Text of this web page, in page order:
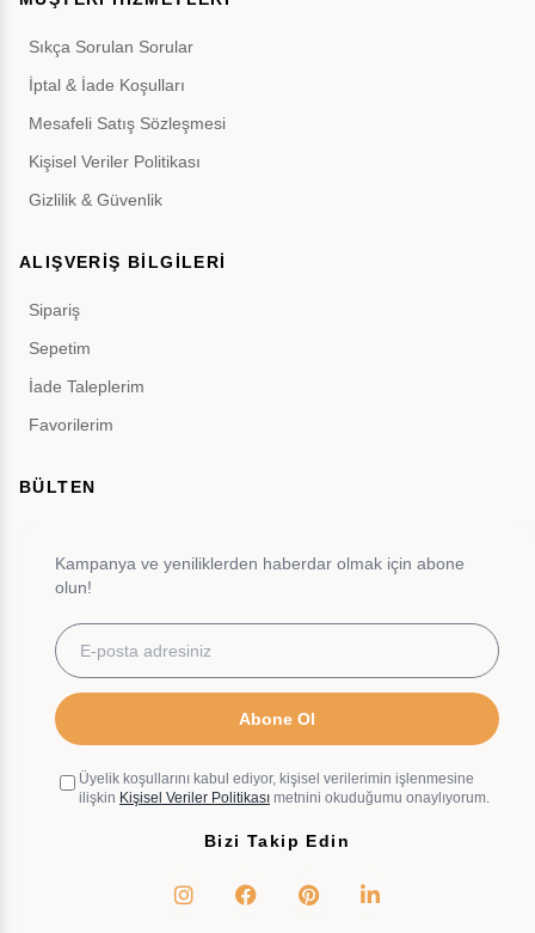
Sıkça Sorulan Sorular
İptal & İade Koşulları
Mesafeli Satış Sözleşmesi
Kişisel Veriler Politikası
Gizlilik & Güvenlik
ALIŞVERİŞ BİLGİLERİ
Sipariş
Sepetim
İade Taleplerim
Favorilerim
BÜLTEN
Kampanya ve yeniliklerden haberdar olmak için abone
olun!
Abone Ol
Üyelik koşullarını kabul ediyor, kişisel verilerimin işlenmesine
ilişkin Kişisel Veriler Politikası metnini okuduğumu onaylıyorum.
Bizi Takip Edin